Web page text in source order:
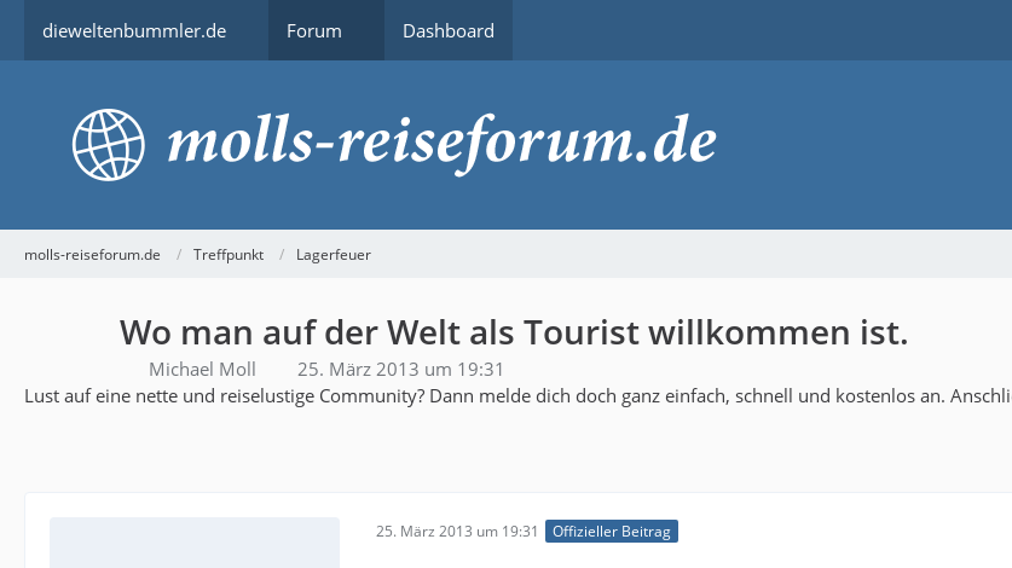
dieweltenbummler.de Forum Dashboard
molls-reiseforum.de Treffpunkt Lagerfeuer
Wo man auf der Welt als Tourist willkommen ist.
Michael Moll
25. März 2013 um 19:31
Lust auf eine nette und reiselustige Community? Dann melde dich doch ganz einfach, schnell und kostenlos an.
25. März 2013 um 19:31 Offizieller Beitrag